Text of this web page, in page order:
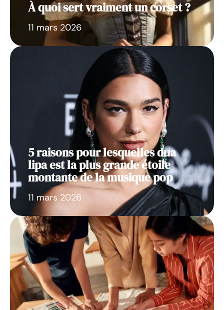
À quoi sert vraiment un corset ?
11 mars 2026
5 raisons pour lesquelles dua
lipa est la plus grande étoile
montante de la musique pop
11 mars 2026